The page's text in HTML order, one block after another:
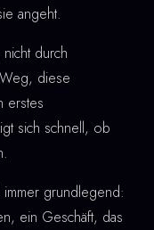
angeht.
durch
diese
erstes
sich schnell, ob
grundlegend:
ein Geschäft, das